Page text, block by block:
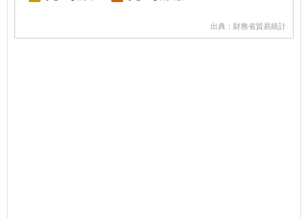
出典：財務省貿易統計